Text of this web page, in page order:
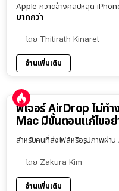
Apple กวาดล้างคลิปหลุด
มากกว่า
โดย Thitirath Kinaret
อ่านเพิ่มเติม
ฟีเจอร์ AirDrop ไม่ท
Mac มีขั้นตอนแก้ไขอย่
สำหรับคนที่ส่งไฟล์หรือรูปภาพผ่า
โดย Zakura Kim
อ่านเพิ่มเติม